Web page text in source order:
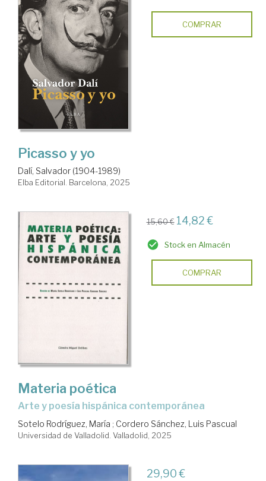
COMPRAR
Picasso y yo
Dalí, Salvador (1904-1989)
Elba Editorial. Barcelona, 2025
15,60 € 14,82 €
Stock en Almacén
COMPRAR
Materia poética
Arte y poesía hispánica contemporánea
Sotelo Rodríguez, María ; Cordero Sánchez, Luis Pascual
Universidad de Valladolid. Valladolid, 2025
29,90 €